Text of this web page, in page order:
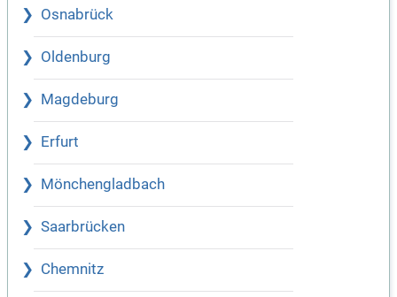
Osnabrück
Oldenburg
Magdeburg
Erfurt
Mönchengladbach
Saarbrücken
Chemnitz